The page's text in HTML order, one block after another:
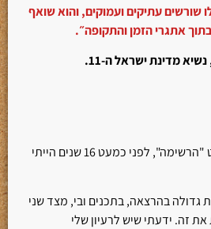
שורשים עתיקים ועמוקים, והוא שואף
אתגרי הזמן והתקופה״.
מדינת ישראל ה-11.
כשיצאתי לדרך עם פרויקט "הרשימה", לפני כמעט 16 שנים הייתי
גדולה בהרצאה, בתכנים ובי, מצד שני
זה. ידעתי שיש לרעיון שלי